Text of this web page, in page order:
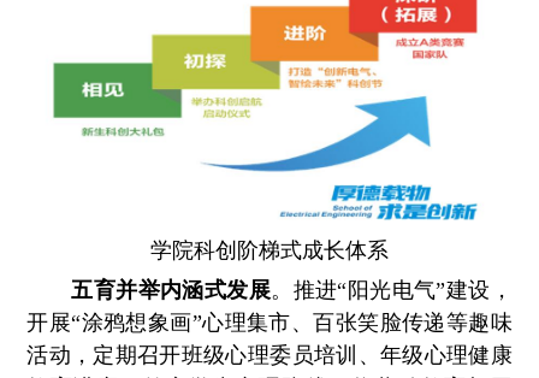
学院科创阶梯式成长体系
五育并举内涵式发展。推进“阳光电气”建设，
开展“涂鸦想象画”心理集市、百张笑脸传递等趣味
活动，定期召开班级心理委员培训、年级心理健康